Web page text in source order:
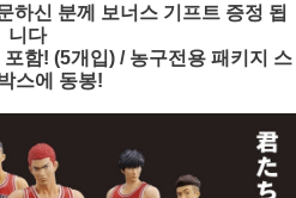
하신 분께 보너스 기프트 증정 됩
니다
함! (5개입) / 농구전용 패키지 스
스에 동봉!